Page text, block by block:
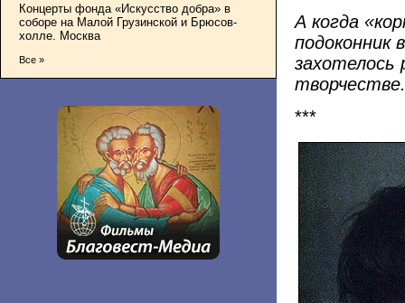
Концерты фонда «Искусство добра» в
соборе на Малой Грузинской и Брюсов-
холле. Москва
Все »
А когда
подоконник
захотелось
творчестве.
***